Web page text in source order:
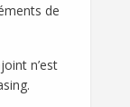
de
n’est